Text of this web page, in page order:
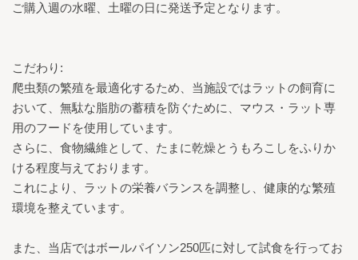
ご購入週の水曜、土曜の日に発送予定となります。
こだわり:
爬虫類の繁殖を最適化するため、当施設ではラットの飼育に
おいて、無駄な脂肪の蓄積を防ぐために、マウス・ラット専
用のフードを使用しています。
さらに、食物繊維として、たまに乾燥とうもろこしをふりか
ける程度与えております。
これにより、ラットの栄養バランスを調整し、健康的な繁殖
環境を整えています。
また、当店ではボールパイソン250匹に対して試食を行ってお